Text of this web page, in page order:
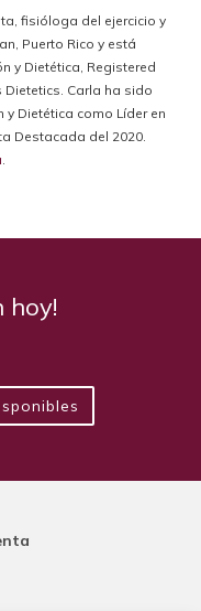
fisióloga del ejercicio y
Puerto Rico y está
y Dietética, Registered
Carla ha sido
Dietética como Líder en
Destacada del 2020.
hoy!